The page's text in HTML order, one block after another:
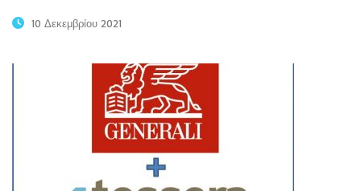
10 Δεκεμβρίου 2021